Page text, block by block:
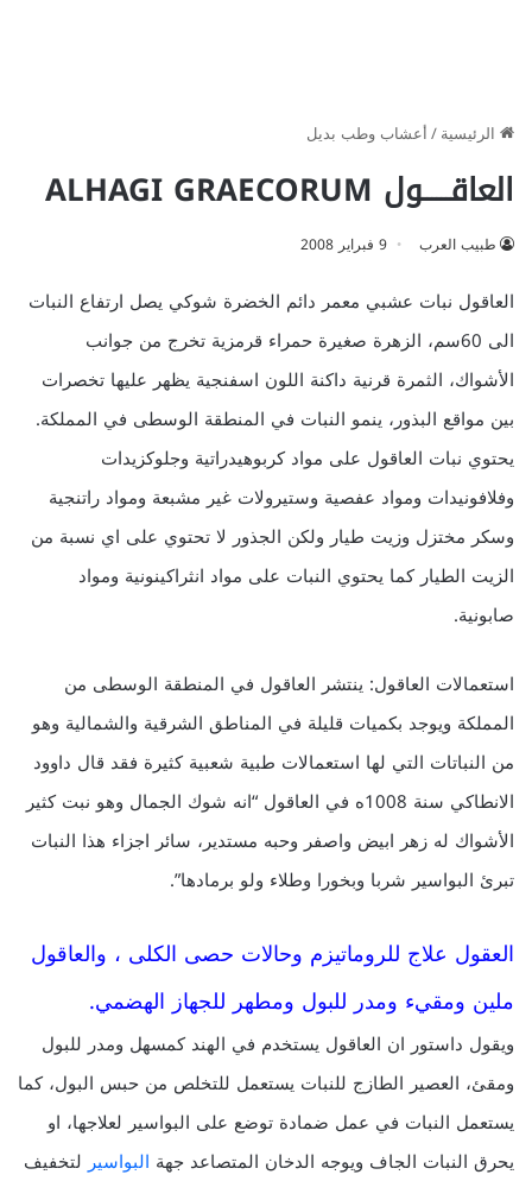
الرئيسية/أعشاب وطب بديل
العاقــــــول ALHAGI GRAECORUM
طبيب العرب 9 فبراير 2008
العاقول نبات عشبي معمر دائم الخضرة شوكي يصل ارتفاع النبات
الى 60سم، الزهرة صغيرة حمراء قرمزية تخرج من جوانب
الأشواك، الثمرة قرنية داكنة اللون اسفنجية يظهر عليها تخصرات
بين مواقع البذور، ينمو النبات في المنطقة الوسطى في المملكة.
يحتوي نبات العاقول على مواد كربوهيدراتية وجلوكزيدات
وفلافونيدات ومواد عفصية وستيرولات غير مشبعة ومواد راتنجية
وسكر مختزل وزيت طيار ولكن الجذور لا تحتوي على اي نسبة من
الزيت الطيار كما يحتوي النبات على مواد انثراكينونية ومواد
صابونية.
استعمالات العاقول: ينتشر العاقول في المنطقة الوسطى من
المملكة ويوجد بكميات قليلة في المناطق الشرقية والشمالية وهو
من النباتات التي لها استعمالات طبية شعبية كثيرة فقد قال داوود
الانطاكي سنة 1008ه في العاقول “انه شوك الجمال وهو نبت كثير
الأشواك له زهر ابيض واصفر وحبه مستدير، سائر اجزاء هذا النبات
تبرئ البواسير شربا وبخورا وطلاء ولو برمادها”.
العقول علاج للروماتيزم وحالات حصى الكلى ، والعاقول
ملين ومقيء ومدر للبول ومطهر للجهاز الهضمي.
ويقول داستور ان العاقول يستخدم في الهند كمسهل ومدر للبول
ومقئ، العصير الطازج للنبات يستعمل للتخلص من حبس البول، كما
يستعمل النبات في عمل ضمادة توضع على البواسير لعلاجها، او
يحرق النبات الجاف ويوجه الدخان المتصاعد جهة البواسيرلتخفيف